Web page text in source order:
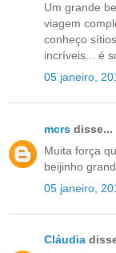
Um grande
viagem
conheço
incríveis... é
05 janeiro,
mcrs disse...
Muita força
beijinho
05 janeiro,
Cláudia